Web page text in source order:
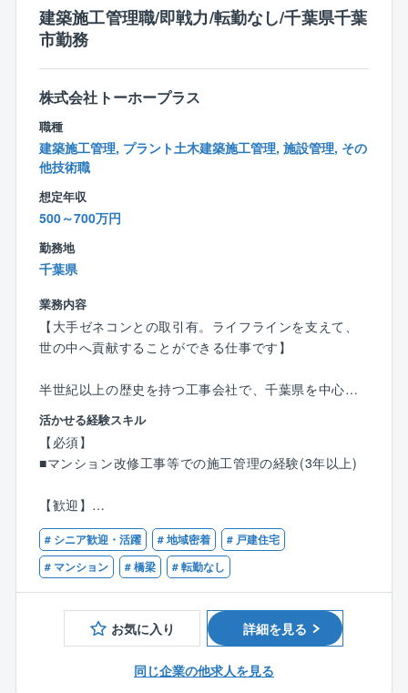
建築施工管理職/即戦力/転勤なし/千葉県千葉
市勤務
株式会社トーホープラス
職種
建築施工管理, プラント土木建築施工管理, 施設管理, その
他技術職
想定年収
500～700万円
勤務地
千葉県
業務内容
【大手ゼネコンとの取引有。ライフラインを支えて、
世の中へ貢献することができる仕事です】
半世紀以上の歴史を持つ工事会社で、千葉県を中心に
東京、神奈川、埼玉、茨城のエリアにて、マンション
やビルの改修工事の施工管理を担当して頂きます。大
規模なリニューアルから部分補修まで、お客様のご希
望に沿ったプランニングを行います。
【施工実績】
千葉都市モノレール、千葉市内ビル、墨田区内マンシ
ョン、佐倉市内マンション
活かせる経験スキル
【必須】
■マンション改修工事等での施工管理の経験(3年以上)
【歓迎】
■1級建築施工管理技士
■2級建築施工管理技士
# シニア歓迎・活躍 # 地域密着
# 戸建住宅
# マンション
# 橋梁 # 転勤なし
お気に入り 詳細を見る
同じ企業の他求人を見る